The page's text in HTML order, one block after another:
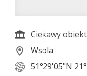
Ciekawy
Wsola
51°29'05"N